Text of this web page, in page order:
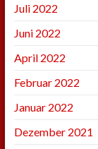
Juli 2022
Juni 2022
April 2022
Februar 2022
Januar 2022
Dezember 2021